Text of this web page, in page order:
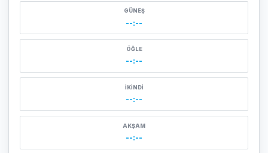
GÜNEŞ
--:--
ÖĞLE
--:--
İKINDI
--:--
AKŞAM
--:--